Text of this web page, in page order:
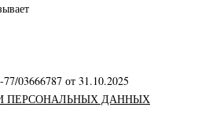
03666787 от 31.10.2025
ПЕРСОНАЛЬНЫХ ДАННЫХ